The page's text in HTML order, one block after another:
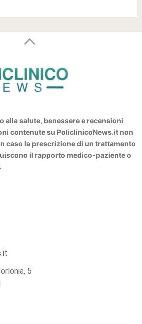
alla salute, benessere e recensioni
contenute su PoliclinicoNews.it non
caso la prescrizione di un trattamento
il rapporto medico-paziente o
5